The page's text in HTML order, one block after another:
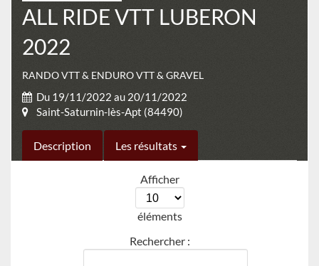
ALL RIDE VTT LUBERON
2022
RANDO VTT & ENDURO VTT & GRAVEL
Du 19/11/2022 au 20/11/2022
Saint-Saturnin-lès-Apt (84490)
Description Les résultats
Afficher
éléments
Rechercher :